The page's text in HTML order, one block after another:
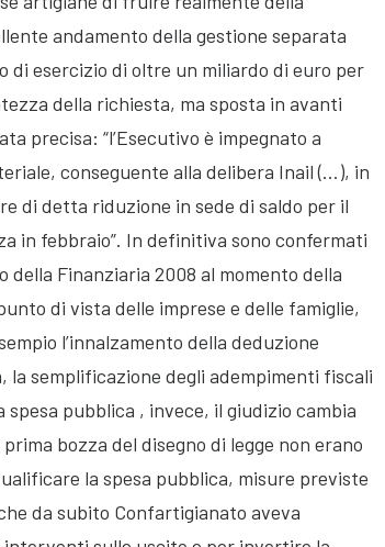
andamento della gestione separata
di esercizio di oltre un miliardo di euro per
della richiesta, ma sposta in avanti
precisa: “l’Esecutivo è impegnato a
conseguente alla delibera Inail (…), in
di detta riduzione in sede di saldo per il
in febbraio”. In definitiva sono confermati
Finanziaria 2008 al momento della
di vista delle imprese e delle famiglie,
l’innalzamento della deduzione
semplificazione degli adempimenti fiscali
pubblica , invece, il giudizio cambia
bozza del disegno di legge non erano
la spesa pubblica, misure previste
da subito Confartigianato aveva